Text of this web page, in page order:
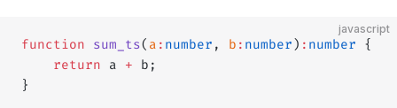
javascript
function sum_ts( a : number , b : number ) : number {
	return
a + b;
}